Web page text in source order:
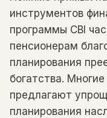
инструментов
программы CBI
пенсионерам
планирования
богатства.
предлагают
планирования